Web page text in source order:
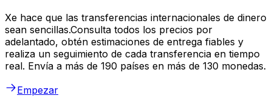
Xe hace que las transferencias internacionales de dinero
sean sencillas.Consulta todos los precios por
adelantado, obtén estimaciones de entrega fiables y
realiza un seguimiento de cada transferencia en tiempo
real. Envía a más de 190 países en más de 130 monedas.
Empezar